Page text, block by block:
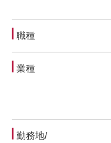
職種
業種
勤務地/